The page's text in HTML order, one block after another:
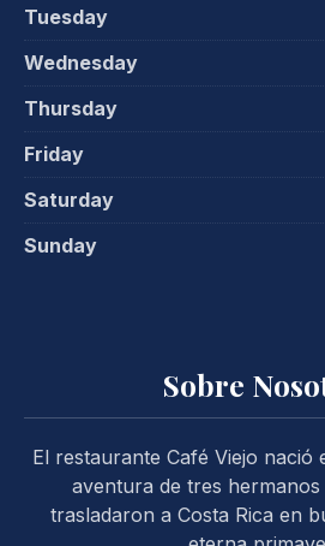
Tuesday
Wednesday
Thursday
Friday
Saturday
Sunday
Sobre
El restaurante Café Viejo nació
aventura de tres hermanos
trasladaron a Costa Rica en